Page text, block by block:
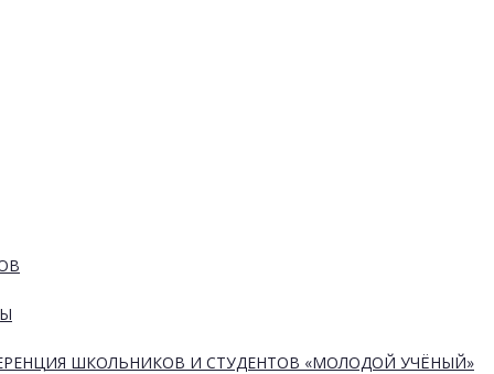
ШКОЛЬНИКОВ И СТУДЕНТОВ «МОЛОДОЙ УЧЁНЫЙ»